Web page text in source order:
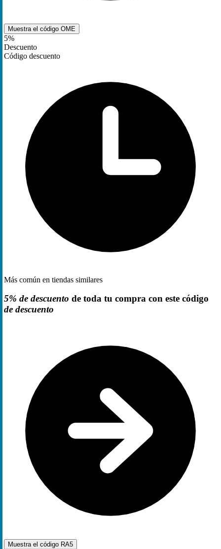
Muestra el código OME
5%
Descuento
Código descuento
Más común en tiendas similares
5% de descuento de toda tu compra con este código
de descuento
Muestra el código RA5